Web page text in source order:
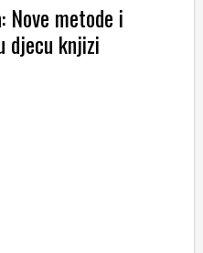
metode i
djecu knjizi